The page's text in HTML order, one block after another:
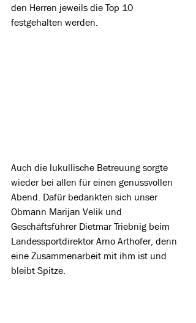
den Herren jeweils die Top 10
festgehalten werden.
Auch die lukullische Betreuung sorgte
wieder bei allen für einen genussvollen
Abend. Dafür bedankten sich unser
Obmann Marijan Velik und
Geschäftsführer Dietmar Triebnig beim
Landessportdirektor Arno Arthofer, denn
eine Zusammenarbeit mit ihm ist und
bleibt Spitze.